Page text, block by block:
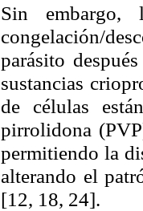
Sin embargo,
congelación/
parásito
sustancias
de células
pirrolidona
permitiendo la
alterando el
[12, 18, 24].